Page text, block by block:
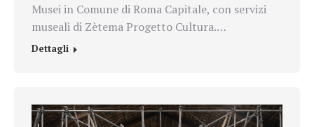
Musei in Comune di Roma Capitale, con servizi
museali di Zètema Progetto Cultura.…
Dettagli